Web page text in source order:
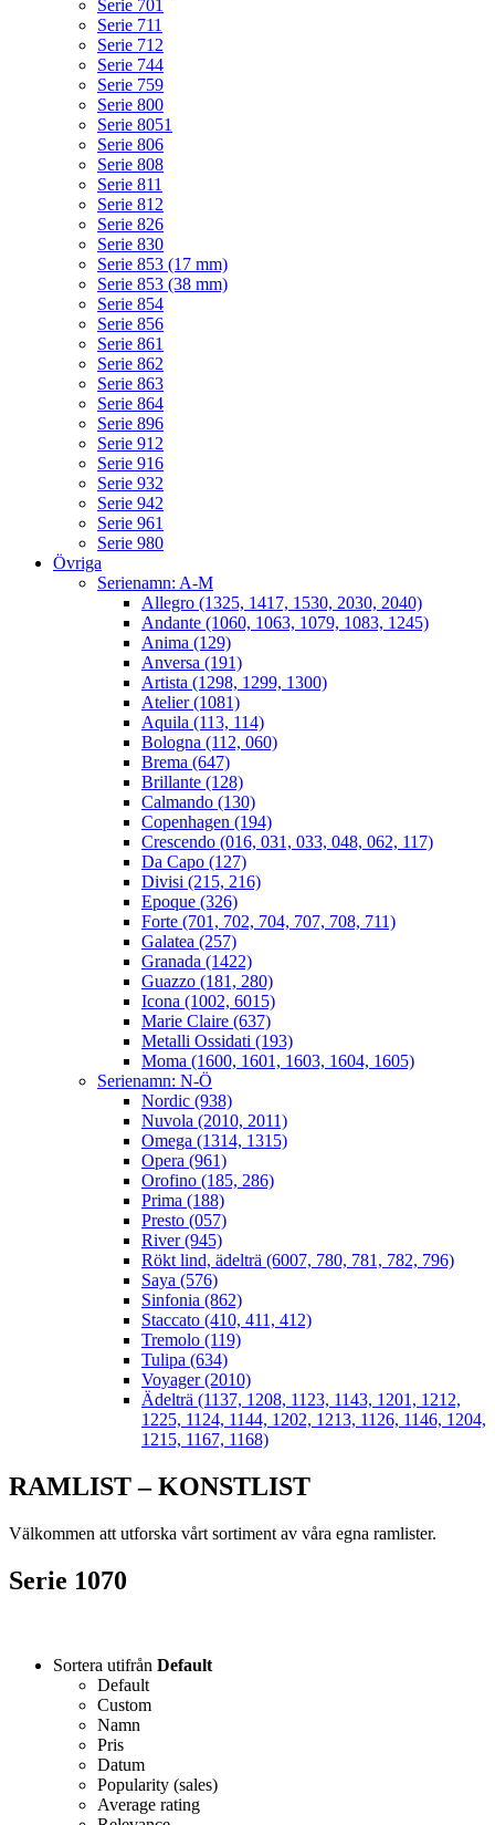
Serie 701
Serie 711
Serie 712
Serie 744
Serie 759
Serie 800
Serie 8051
Serie 806
Serie 808
Serie 811
Serie 812
Serie 826
Serie 830
Serie 853 (17 mm)
Serie 853 (38 mm)
Serie 854
Serie 856
Serie 861
Serie 862
Serie 863
Serie 864
Serie 896
Serie 912
Serie 916
Serie 932
Serie 942
Serie 961
Serie 980
Övriga
Serienamn: A-M
Allegro (1325, 1417, 1530, 2030, 2040)
Andante (1060, 1063, 1079, 1083, 1245)
Anima (129)
Anversa (191)
Artista (1298, 1299, 1300)
Atelier (1081)
Aquila (113, 114)
Bologna (112, 060)
Brema (647)
Brillante (128)
Calmando (130)
Copenhagen (194)
Crescendo (016, 031, 033, 048, 062, 117)
Da Capo (127)
Divisi (215, 216)
Epoque (326)
Forte (701, 702, 704, 707, 708, 711)
Galatea (257)
Granada (1422)
Guazzo (181, 280)
Icona (1002, 6015)
Marie Claire (637)
Metalli Ossidati (193)
Moma (1600, 1601, 1603, 1604, 1605)
Serienamn: N-Ö
Nordic (938)
Nuvola (2010, 2011)
Omega (1314, 1315)
Opera (961)
Orofino (185, 286)
Prima (188)
Presto (057)
River (945)
Rökt lind, ädelträ (6007, 780, 781, 782, 796)
Saya (576)
Sinfonia (862)
Staccato (410, 411, 412)
Tremolo (119)
Tulipa (634)
Voyager (2010)
Ädelträ (1137, 1208, 1123, 1143, 1201, 1212,
1225, 1124, 1144, 1202, 1213, 1126, 1146, 1204,
1215, 1167, 1168)
RAMLIST – KONSTLIST
Välkommen att utforska vårt sortiment av våra egna ramlister.
Serie 1070
Sortera utifrån Default
Default
Custom
Namn
Pris
Datum
Popularity (sales)
Average rating